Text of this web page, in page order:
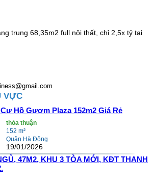
VỰC
Hồ Gươm Plaza 152m2 Giá Rẻ
thỏa thuận
152 m²
Quận Hà Đông
19/01/2026
47M2, KHU 3 TÒA MỚI, KĐT THANH